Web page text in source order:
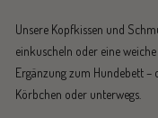
Unsere Kopfkissen und
einkuscheln oder eine
Ergänzung zum Hundebett –
Körbchen oder unterwegs.